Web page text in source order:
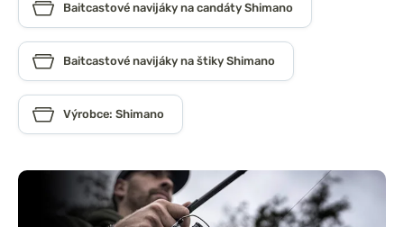
Baitcastové navijáky na candáty Shimano
Baitcastové navijáky na štiky Shimano
Výrobce: Shimano